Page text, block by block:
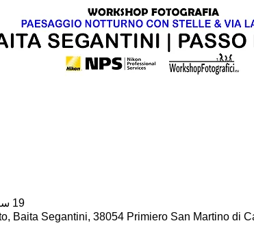
19 سبتمبر 2025، 7:00 م – 11:00 م
Baita Segantini, 38054 Primiero San Martino di